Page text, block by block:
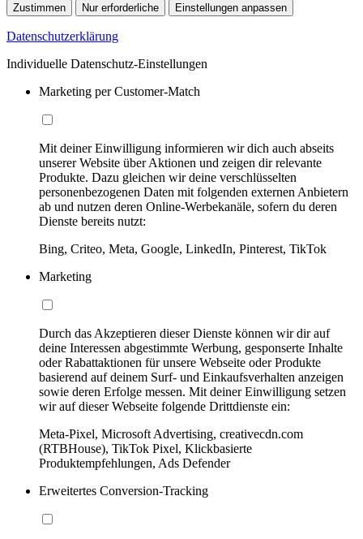
Zustimmen Nur erforderliche Einstellungen anpassen
Datenschutzerklärung
Individuelle Datenschutz-Einstellungen
Marketing per Customer-Match
Mit deiner Einwilligung informieren wir dich auch abseits
unserer Website über Aktionen und zeigen dir relevante
Produkte. Dazu gleichen wir deine verschlüsselten
personenbezogenen Daten mit folgenden externen Anbietern
ab und nutzen deren Online-Werbekanäle, sofern du deren
Dienste bereits nutzt:
Bing, Criteo, Meta, Google, LinkedIn, Pinterest, TikTok
Marketing
Durch das Akzeptieren dieser Dienste können wir dir auf
deine Interessen abgestimmte Werbung, gesponserte Inhalte
oder Rabattaktionen für unsere Webseite oder Produkte
basierend auf deinem Surf- und Einkaufsverhalten anzeigen
sowie deren Erfolge messen. Mit deiner Einwilligung setzen
wir auf dieser Webseite folgende Drittdienste ein:
Meta-Pixel, Microsoft Advertising, creativecdn.com
(RTBHouse), TikTok Pixel, Klickbasierte
Produktempfehlungen, Ads Defender
Erweitertes Conversion-Tracking